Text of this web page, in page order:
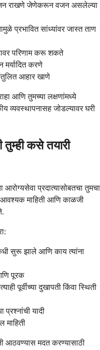
राखणे जेणेकरून वजन असलेल्या
प्रभावित सांध्यांवर जास्त ताण
परिणाम करू शकते
मर्यादित करणे
आहार खाणे
आणि तुमच्या लक्षणांमध्ये
व्यवस्थापनासह जोडल्यावर घरी
तुम्ही कसे तयारी
आरोग्यसेवा प्रदात्यासोबतचा तुमचा
आवश्यक माहिती आणि काळजी
सुरू झाले आणि काय त्यांना
पूरक
पूर्वीच्या दुखापती किंवा स्थिती
प्रश्नांची यादी
माहिती
आठवण्यास मदत करण्यासाठी